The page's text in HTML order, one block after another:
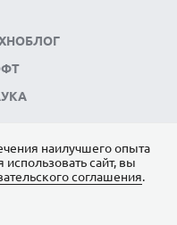
наилучшего опыта
сайт, вы
соглашения.